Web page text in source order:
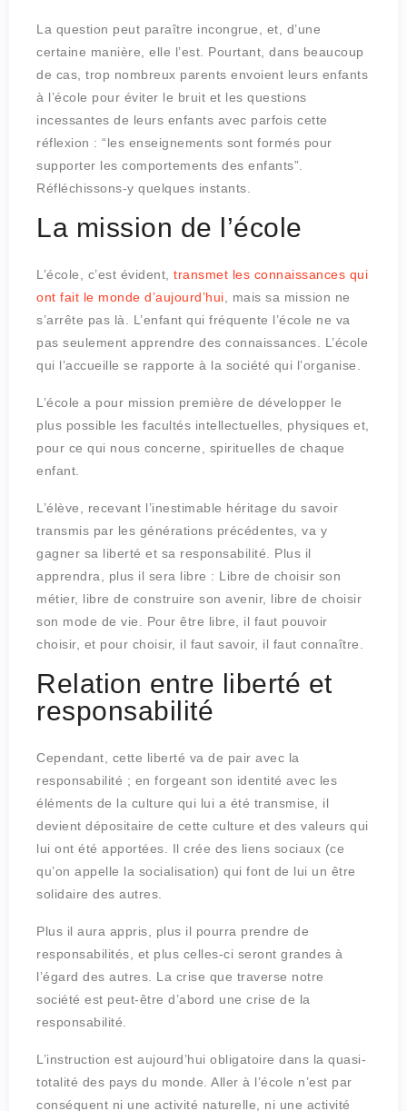
La question peut paraître incongrue, et, d’une
certaine manière, elle l’est. Pourtant, dans beaucoup
de cas, trop nombreux parents envoient leurs enfants
à l’école pour éviter le bruit et les questions
incessantes de leurs enfants avec parfois cette
réflexion : “les enseignements sont formés pour
supporter les comportements des enfants”.
Réfléchissons-y quelques instants.
La mission de l’école
L’école, c’est évident, transmet les connaissances qui
ont fait le monde d’aujourd’hui , mais sa mission ne
s’arrête pas là. L’enfant qui fréquente l’école ne va
pas seulement apprendre des connaissances. L’école
qui l’accueille se rapporte à la société qui l’organise.
L’école a pour mission première de développer le
plus possible les facultés intellectuelles, physiques et,
pour ce qui nous concerne, spirituelles de chaque
enfant.
L’élève, recevant l’inestimable héritage du savoir
transmis par les générations précédentes, va y
gagner sa liberté et sa responsabilité. Plus il
apprendra, plus il sera libre : Libre de choisir son
métier, libre de construire son avenir, libre de choisir
son mode de vie. Pour être libre, il faut pouvoir
choisir, et pour choisir, il faut savoir, il faut connaître.
Relation entre liberté et
responsabilité
Cependant, cette liberté va de pair avec la
responsabilité ; en forgeant son identité avec les
éléments de la culture qui lui a été transmise, il
devient dépositaire de cette culture et des valeurs qui
lui ont été apportées. Il crée des liens sociaux (ce
qu’on appelle la socialisation) qui font de lui un être
solidaire des autres.
Plus il aura appris, plus il pourra prendre de
responsabilités, et plus celles-ci seront grandes à
l’égard des autres. La crise que traverse notre
société est peut-être d’abord une crise de la
responsabilité.
L’instruction est aujourd’hui obligatoire dans la quasi-
totalité des pays du monde. Aller à l’école n’est par
conséquent ni une activité naturelle, ni une activité